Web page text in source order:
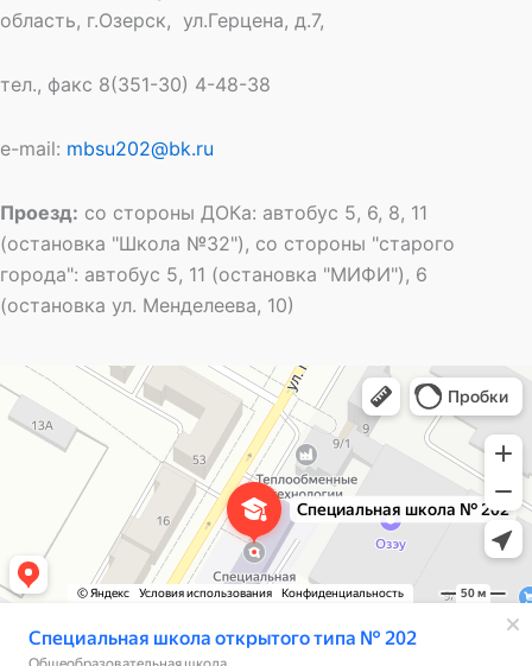
область, г.Озерск, ул.Герцена, д.7,
тел., факс 8(351-30) 4-48-38
e-mail: mbsu202@bk.ru
Проезд: со стороны ДОКа: автобус 5, 6, 8, 11
(остановка "Школа №32"), со стороны "старого
города": автобус 5, 11 (остановка "МИФИ"), 6
(остановка ул. Менделеева, 10)
Специальная школа открытого типа № 202
Общеобразовательная школа в Озёрске